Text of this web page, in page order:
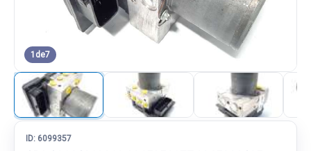
1 de7
ID: 6099357